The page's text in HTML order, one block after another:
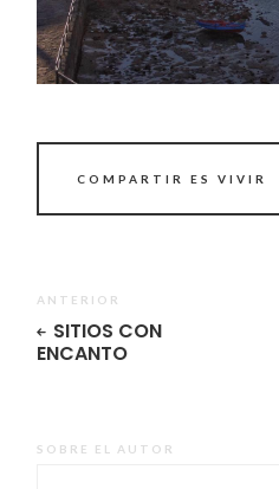
COMPARTIR ES VIVIR
ANTERIOR
SITIOS CON
ENCANTO
SOBRE EL AUTOR